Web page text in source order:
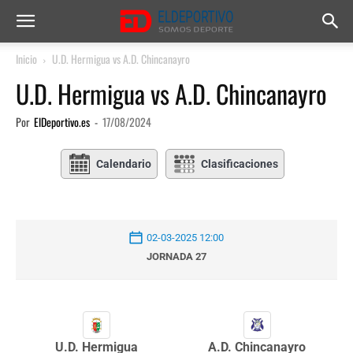
Inicio U.D. Hermigua vs A.D. Chincanayro
U.D. Hermigua vs A.D. Chincanayro
Por ElDeportivo.es - 17/08/2024
Calendario Clasificaciones
02-03-2025 12:00
JORNADA 27
U.D. Hermigua A.D. Chincanayro